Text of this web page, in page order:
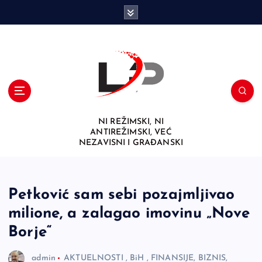
NI REŽIMSKI, NI
ANTIREŽIMSKI, VEĆ
NEZAVISNI I GRAĐANSKI
Petković sam sebi pozajmljivao
milione, a zalagao imovinu „Nove
Borje“
admin AKTUELNOSTI , BiH , FINANSIJE, BIZNIS,